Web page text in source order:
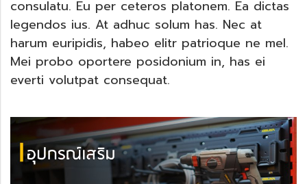
consulatu. Eu per ceteros platonem. Ea dictas
legendos ius. At adhuc solum has. Nec at
harum euripidis, habeo elitr patrioque ne mel.
Mei probo oportere posidonium in, has ei
everti volutpat consequat.